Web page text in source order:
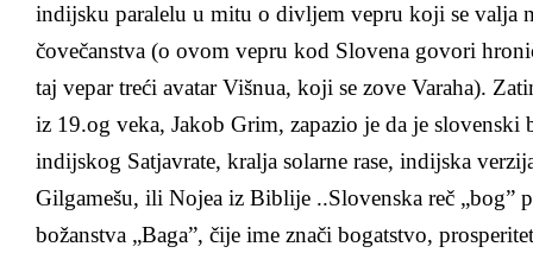
indijsku paralelu u mitu o divljem vepru koji se valja
čovečanstva (o ovom vepru kod Slovena govori
taj vepar treći avatar Višnua, koji se zove Varaha).
iz 19.og veka, Jakob Grim, zapazio je da je slovenski
indijskog Satjavrate, kralja solarne rase, indijska
Gilgamešu, ili Nojea iz Biblije ..Slovenska reč „bog”
božanstva „Baga”, čije ime znači bogatstvo,